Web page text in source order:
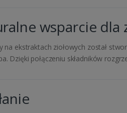
wsparcie dla
na ekstraktach ziołowych został
Dzięki połączeniu składników